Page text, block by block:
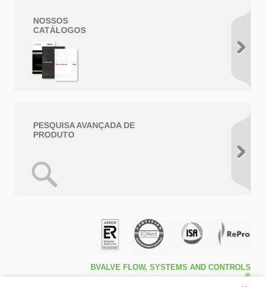
NOSSOS
CATÁLOGOS
PESQUISA AVANÇADA DE
PRODUTO
BVALVE FLOW, SYSTEMS AND CONTROLS
®
Travessa de Peralta 5ª – Pol. Ind. l1 46540 El